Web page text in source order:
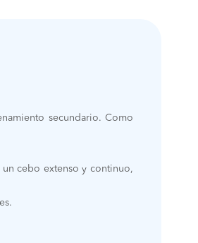
secundario. Como
cebo extenso y continuo,